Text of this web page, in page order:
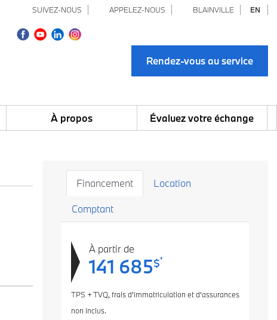
SUIVEZ-NOUS APPELEZ-NOUS BLAINVILLE EN
Rendez-vous au service
À propos Évaluez votre échange
Financement Location
Comptant
À partir de
141 685$*
TPS + TVQ, frais d'immatriculation et d'assurances
non inclus.